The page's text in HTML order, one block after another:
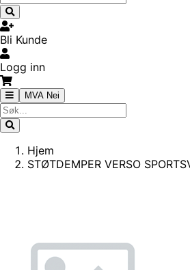
Bli Kunde
Logg inn
MVA Nei
Hjem
STØTDEMPER VERSO